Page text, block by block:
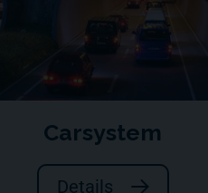
Carsystem
Details